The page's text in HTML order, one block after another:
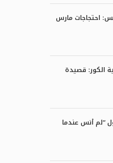
احتجاجات مارس
الكور: قصيدة
“لم أنس عندما